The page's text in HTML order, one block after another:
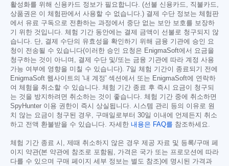
활성화를 위해 신용카드 정보가 필요합니다. (선불 신용카드, 직불카드,
상품권은 이 체험판에서 사용할 수 없습니다.) 결제 수단 정보는 체험판
에서 유료 구독으로 전환하는 과정에서 중단 없는 보안 보호를 보장하
기 위한 것입니다. 체험 기간 동안에는 결제 금액이 선불로 청구되지 않
습니다. 단, 결제 수단의 유효성을 확인하기 위해 금융 기관에 승인 요
청이 전송될 수 있습니다(이러한 승인 요청은 EnigmaSoft에서 요금을
청구하는 것이 아니며, 결제 수단 및/또는 금융 기관에 따라 계정 사용
가능 여부에 영향을 미칠 수 있습니다). 7일 체험 기간이 종료되기 전에
EnigmaSoft 웹사이트의 '내 계정' 섹션에서 또는 EnigmaSoft에 연락하
여 체험을 취소할 수 있습니다. 체험 기간 종료 후 즉시 요금이 청구되
는 것을 방지하려면 취소하는 것이 좋습니다. 체험 기간 중에 취소하면
SpyHunter 이용 권한이 즉시 상실됩니다. 시스템 관리 등의 이유로 원
치 않는 요금이 청구된 경우, 구매일로부터 30일 이내에 언제든지 취소
하고 전액 환불받을 수 있습니다. 자세한 내용은 FAQ를 참조하세요.
체험 기간 종료 시, 제때 취소하지 않은 경우 제공 자료 및 등록/구매 페
이지 약관(본 약관에 참조로 포함됨, 가격은 국가 또는 프로모션에 따라
다를 수 있으며 구매 페이지 세부 정보는 별도 참조)에 명시된 가격과